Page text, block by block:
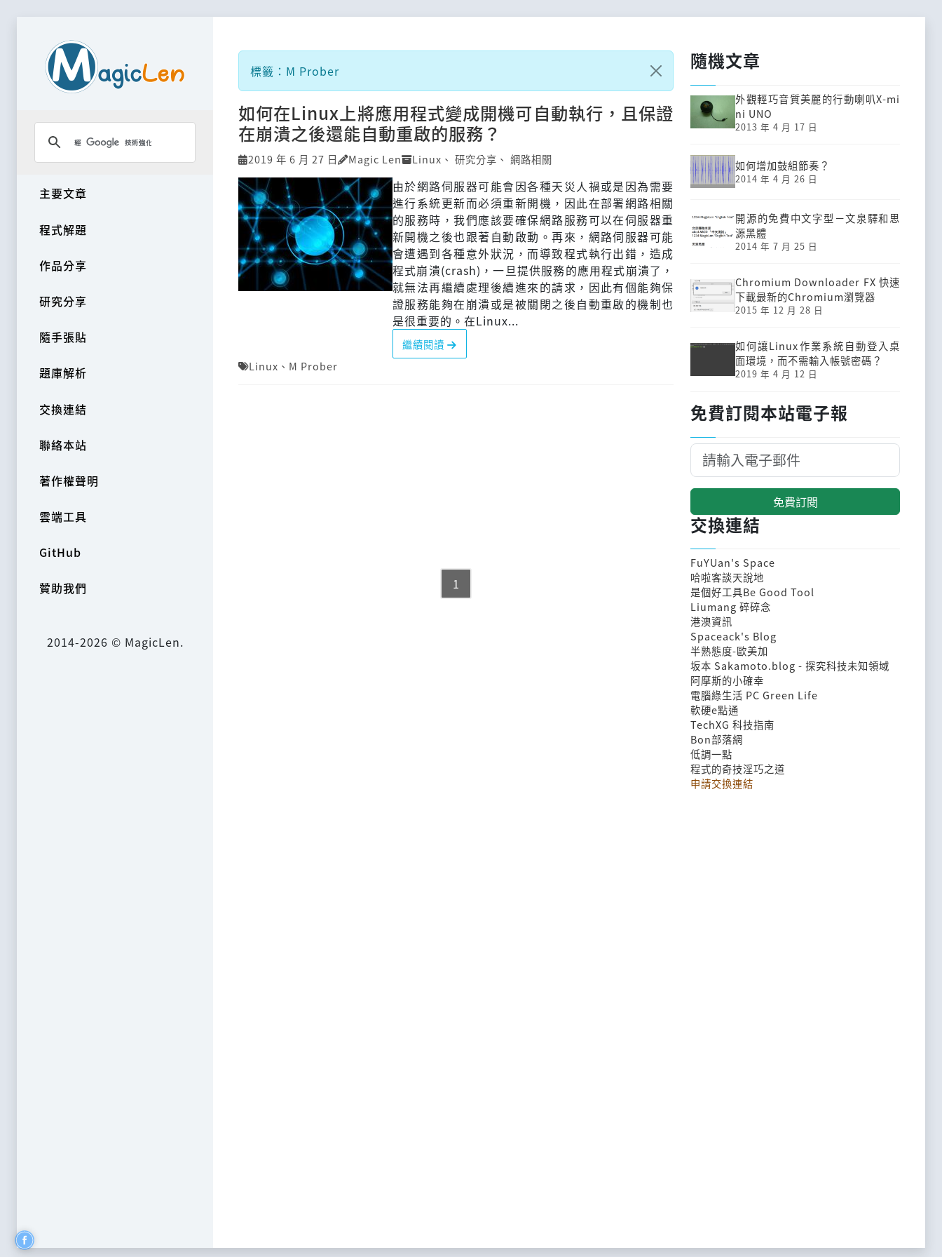
主要文章
程式解題
作品分享
研究分享
隨手張貼
題庫解析
交換連結
聯絡本站
著作權聲明
雲端工具
GitHub
贊助我們
2014-2026 © MagicLen.
標籤：M Prober
如何在Linux上將應用程式變成開機可自動執行，且保證
在崩潰之後還能自動重啟的服務？
2019 年 6 月 27 日 Magic Len Linux 、 研究分享 、 網路相關
由於網路伺服器可能會因各種天災人禍或是因為需要
進行系統更新而必須重新開機，因此在部署網路相關
的服務時，我們應該要確保網路服務可以在伺服器重
新開機之後也跟著自動啟動。再來，網路伺服器可能
會遭遇到各種意外狀況，而導致程式執行出錯，造成
程式崩潰(crash)，一旦提供服務的應用程式崩潰了，
就無法再繼續處理後續進來的請求，因此有個能夠保
證服務能夠在崩潰或是被關閉之後自動重啟的機制也
是很重要的。在Linux...
繼續閱讀
Linux 、 M Prober
1
隨機文章
外觀輕巧音質美麗的行動喇叭X-mi
ni UNO
2013 年 4 月 17 日
如何增加鼓組節奏？
2014 年 4 月 26 日
開源的免費中文字型－文泉驛和思
源黑體
2014 年 7 月 25 日
Chromium Downloader FX 快速
下載最新的Chromium瀏覽器
2015 年 12 月 28 日
如何讓Linux作業系統自動登入桌
面環境，而不需輸入帳號密碼？
2019 年 4 月 12 日
免費訂閱本站電子報
免費訂閱
交換連結
FuYUan's Space
哈啦客談天說地
是個好工具Be Good Tool
Liumang 碎碎念
港澳資訊
Spaceack's Blog
半熟態度-歐美加
坂本 Sakamoto.blog - 探究科技未知領域
阿摩斯的小確幸
電腦綠生活 PC Green Life
軟硬e點通
TechXG 科技指南
Bon部落網
低調一點
程式的奇技淫巧之道
申請交換連結